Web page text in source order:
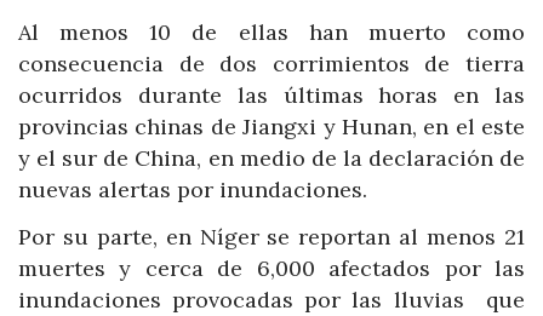
Al menos 10 de ellas han muerto como
consecuencia de dos corrimientos de tierra
ocurridos durante las últimas horas en las
provincias chinas de Jiangxi y Hunan, en el este
y el sur de China, en medio de la declaración de
nuevas alertas por inundaciones.
Por su parte, en Níger se reportan al menos 21
muertes y cerca de 6,000 afectados por las
inundaciones provocadas por las lluvias que